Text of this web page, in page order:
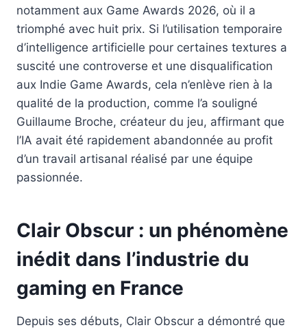
notamment aux Game Awards 2026, où il a
triomphé avec huit prix. Si l’utilisation temporaire
d’intelligence artificielle pour certaines textures a
suscité une controverse et une disqualification
aux Indie Game Awards, cela n’enlève rien à la
qualité de la production, comme l’a souligné
Guillaume Broche, créateur du jeu, affirmant que
l’IA avait été rapidement abandonnée au profit
d’un travail artisanal réalisé par une équipe
passionnée.
Clair Obscur : un phénomène
inédit dans l’industrie du
gaming en France
Depuis ses débuts, Clair Obscur a démontré que